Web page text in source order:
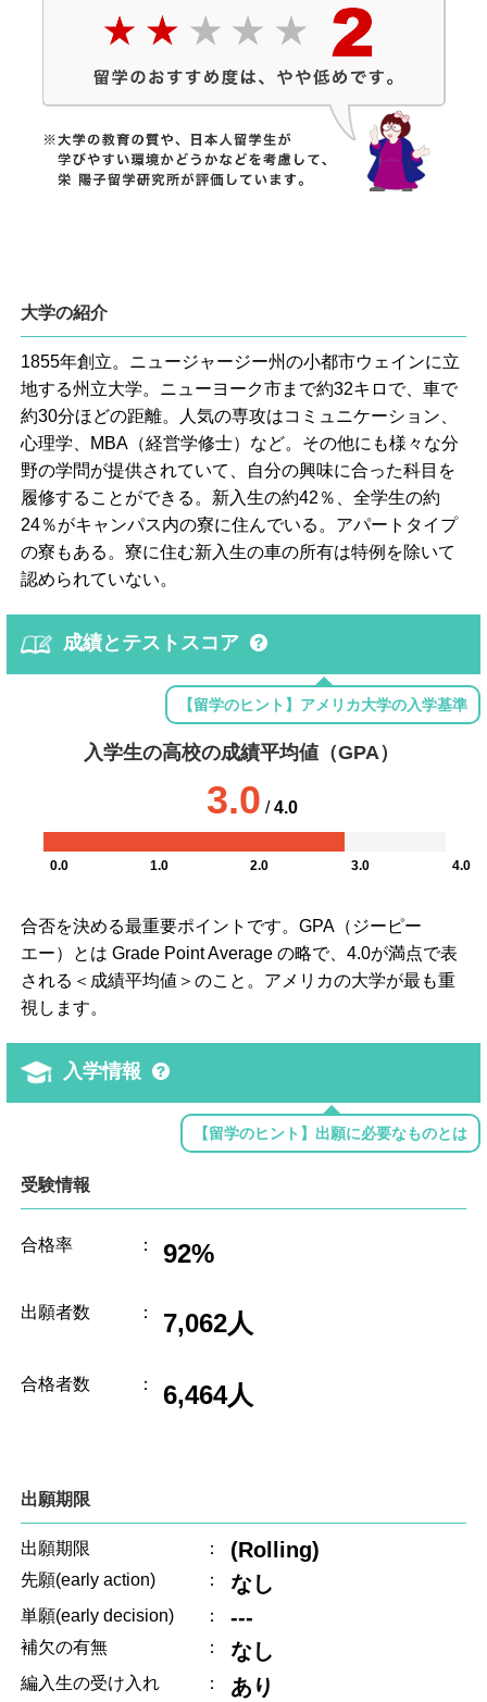
大学の紹介
1855年創立。ニュージャージー州の小都市ウェインに立
地する州立大学。ニューヨーク市まで約32キロで、車で
約30分ほどの距離。人気の専攻はコミュニケーション、
心理学、MBA（経営学修士）など。その他にも様々な分
野の学問が提供されていて、自分の興味に合った科目を
履修することができる。新入生の約42％、全学生の約
24％がキャンパス内の寮に住んでいる。アパートタイプ
の寮もある。寮に住む新入生の車の所有は特例を除いて
認められていない。
成績とテストスコア
【留学のヒント】アメリカ大学の入学基準
入学生の高校の成績平均値（GPA）
3.0 /4.0
0.0 1.0 2.0 3.0 4.0
合否を決める最重要ポイントです。GPA（ジーピー
エー）とは Grade Point Average の略で、4.0が満点で表
される＜成績平均値＞のこと。アメリカの大学が最も重
視します。
入学情報
【留学のヒント】出願に必要なものとは
受験情報
合格率 ： 92%
出願者数 ： 7,062人
合格者数 ： 6,464人
出願期限
出願期限 ： (Rolling)
先願(early action) ： なし
単願(early decision) ： ---
補欠の有無 ： なし
編入生の受け入れ ： あり